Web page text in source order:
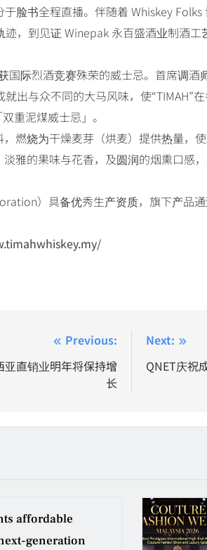
脸书全程直播。伴随着 Whiskey
，到见证 Winepak 永百盛酒业制酒工
国际烈酒竞赛殊荣的威士忌。首席调
出与众不同的大马风味，使“TIMAH”
重泥煤威士忌」。
，燃烧为干燥麦芽（烘麦）提供热量，
淡雅的果味与花香，及圆润的烟熏口感
）具备优秀生产资质，旗下产品
Previous:
直销业明年将保持增
长
Next:
QNET庆祝
affordable
generation